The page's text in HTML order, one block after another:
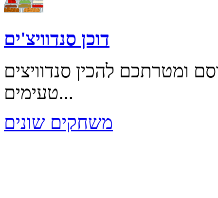
דוכן סנדוויצ'ים
ומטרתכם להכין סנדוויצים
טעימים...
משחקים שונים